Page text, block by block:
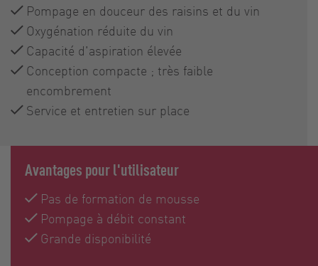
Pompage en douceur des raisins et du vin
Oxygénation réduite du vin
Capacité d'aspiration élevée
Conception compacte ; très faible
encombrement
Service et entretien sur place
Avantages pour l'utilisateur
Pas de formation de mousse
Pompage à débit constant
Grande disponibilité